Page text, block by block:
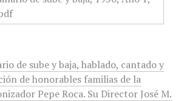
de sube y baja, hablado, cantado y
de honorables familias de la
Pepe Roca. Su Director José M.